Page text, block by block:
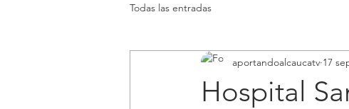
Todas las entradas
Hospital
aportandoalcaucatv 17